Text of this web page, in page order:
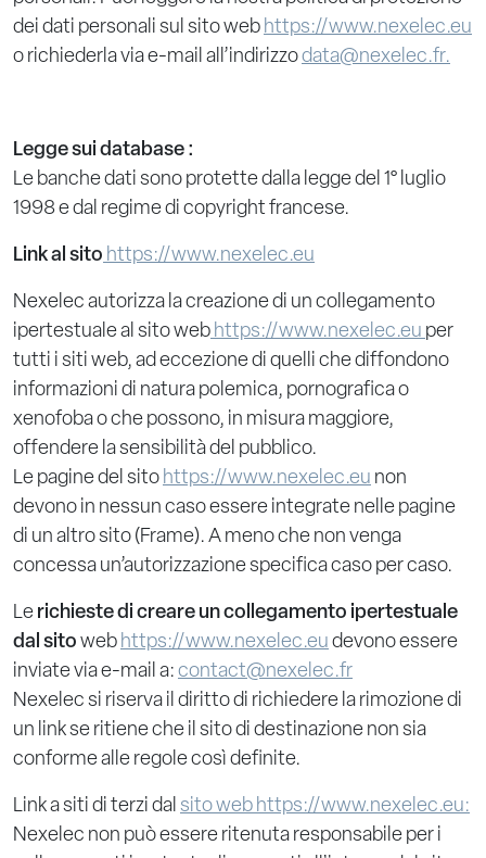
dei dati personali sul sito web https://www.nexelec.eu
o richiederla via e-mail all’indirizzodata@nexelec.fr.
Legge sui database :
Le banche dati sono protette dalla legge del 1° luglio
1998 e dal regime di copyright francese.
Link al sito https://www.nexelec.eu
Nexelec autorizza la creazione di un collegamento
ipertestuale al sito web https://www.nexelec.eu per
tutti i siti web, ad eccezione di quelli che diffondono
informazioni di natura polemica, pornografica o
xenofoba o che possono, in misura maggiore,
offendere la sensibilità del pubblico.
Le pagine del sito https://www.nexelec.eu non
devono in nessun caso essere integrate nelle pagine
di un altro sito (Frame). A meno che non venga
concessa un’autorizzazione specifica caso per caso.
Le richieste di creare un collegamento ipertestuale
dal sito web https://www.nexelec.eu devono essere
inviate via e-mail a: contact@nexelec.fr
Nexelec si riserva il diritto di richiedere la rimozione di
un link se ritiene che il sito di destinazione non sia
conforme alle regole così definite.
Link a siti di terzi dal sito web https://www.nexelec.eu:
Nexelec non può essere ritenuta responsabile per i